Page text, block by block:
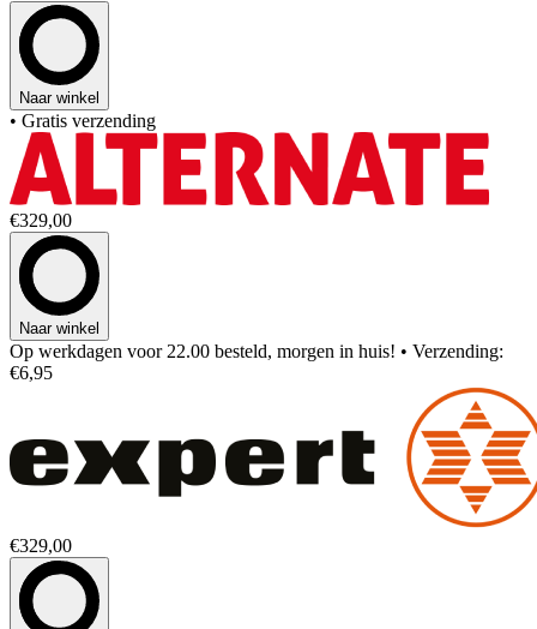
Naar winkel
• Gratis verzending
€329,00
Naar winkel
Op werkdagen voor 22.00 besteld, morgen in huis! • Verzending:
€6,95
€329,00